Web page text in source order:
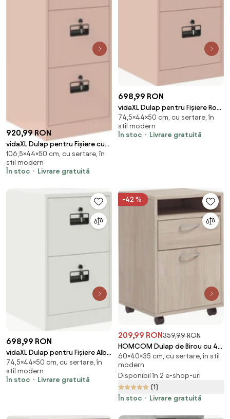
920,99 RON
vidaXL Dulap pentru Fișiere cu
sertar cu raft Roz 44 x 50 x
106.5 cm
106,5×44×50 cm, cu sertare, în
stil modern
În stoc
Livrare gratuită
698,99 RON
vidaXL Dulap pentru Fișiere Roz
44 x 50 x 74,5 cm Oțel Laminat
la Rece
74,5×44×50 cm, cu sertare, în
stil modern
În stoc
Livrare gratuită
698,99 RON
vidaXL Dulap pentru Fișiere Alb
44 x 50 x 74,5 cm Oțel Laminat
la Rece
74,5×44×50 cm, cu sertare, în
stil modern
În stoc
Livrare gratuită
-42 %
209,99 RON359,99 RON
HOMCOM Dulap de Birou cu 4
Roți, Raft Deschis, 2 Sertare,
Mobilier de Birou din Lemn și
Metal, 40x35x60 cm, Lemn
Natural | Aosom Romania
60×40×35 cm, cu sertare, în stil
modern
Disponibil în 2 e-shop-uri
(1)
În stoc
Livrare gratuită